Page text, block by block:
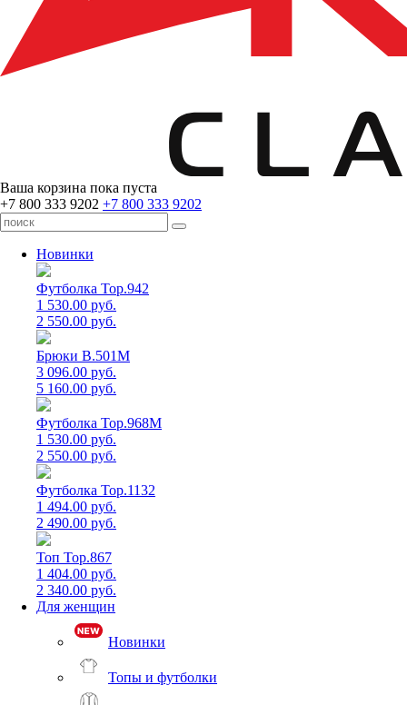
Ваша корзина пока пуста
+7 800 333 9202 +7 800 333 9202
Новинки
Футболка Top.942
1 530.00 руб.
2 550.00 руб.
Брюки B.501M
3 096.00 руб.
5 160.00 руб.
Футболка Top.968M
1 530.00 руб.
2 550.00 руб.
Футболка Top.1132
1 494.00 руб.
2 490.00 руб.
Топ Top.867
1 404.00 руб.
2 340.00 руб.
Для женщин
Новинки
Топы и футболки